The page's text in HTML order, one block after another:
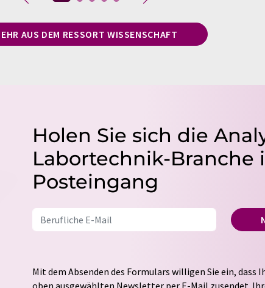
AUS DEM RESSORT WISSENSCHAFT
Holen Sie sich die
Labortechnik-Branche
Posteingang
Mit dem Absenden des Formulars willigen Sie ein, dass
oben ausgewählten Newsletter per E-Mail zusendet.